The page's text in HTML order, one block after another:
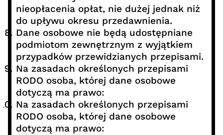
nieopłacenia opłat, nie dużej jednak niż
do upływu okresu przedawnienia.
Dane osobowe nie będą udostępniane
podmiotom zewnętrznym z wyjątkiem
przypadków przewidzianych przepisami.
Na zasadach określonych przepisami
RODO osoba, której dane osobowe
dotyczą ma prawo:
Na zasadach określonych przepisami
RODO osoba, której dane osobowe
dotyczą ma prawo: